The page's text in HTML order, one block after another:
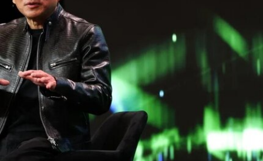
行的首届卡塔尔鲁拜亚四年展（Rubaiya
Qatar）。2017年至2022年，他曾担任柏林世界文
化宫（Haus der Kulturen der Welt）项目委员会成
员。自2025年起，他还担任国际现代艺术博物馆与
收藏委员会（CIMAM）理事。
上一届爱知三年展于2025年举行，主题为“灰烬与
蔷薇之间的时光”（A Time Between Ashes and
Roses），由沙迦艺术基金会主席兼创始人胡尔·卡
西米（Hoor Al Qasimi）担任艺术总监。